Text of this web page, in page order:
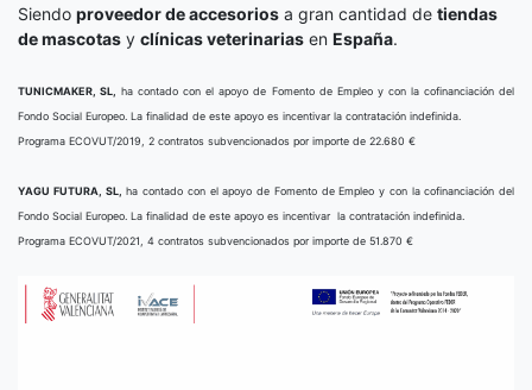
Siendo proveedor de accesorios a gran cantidad de tiendas
de mascotas y clínicas veterinarias en España.
TUNICMAKER, SL,
ha contado con el apoyo de Fomento de Empleo y con la cofinanciación del
Fondo Social Europeo. La finalidad de este apoyo es incentivar la contratación indefinida.
Programa ECOVUT/2019, 2 contratos subvencionados por importe de 22.680 €
YAGU FUTURA, SL,
ha contado con el apoyo de Fomento de Empleo y con la cofinanciación del
Fondo Social Europeo. La finalidad de este apoyo es incentivar la contratación indefinida.
Programa ECOVUT/2021, 4 contratos subvencionados por importe de 51.870 €